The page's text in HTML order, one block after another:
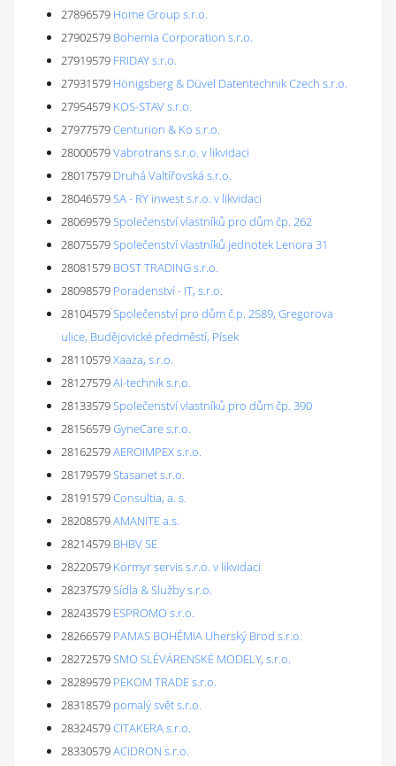
27896579 Home Group s.r.o.
27902579 Bohemia Corporation s.r.o.
27919579 FRIDAY s.r.o.
27931579 Hönigsberg & Düvel Datentechnik Czech s.r.o.
27954579 KOS-STAV s.r.o.
27977579Centurion & Ko s.r.o.
28000579Vabrotrans s.r.o. v likvidaci
28017579 Druhá Valtířovská s.r.o.
28046579SA - RY inwest s.r.o. v likvidaci
28069579Společenství vlastníků pro dům čp. 262
28075579Společenství vlastníků jednotek Lenora 31
28081579 BOST TRADING s.r.o.
28098579 Poradenství - IT, s.r.o.
28104579Společenství pro dům č.p. 2589, Gregorova
ulice, Budějovické předměstí, Písek
28110579Xaaza, s.r.o.
28127579Al-technik s.r.o.
28133579Společenství vlastníků pro dům čp. 390
28156579GyneCare s.r.o.
28162579AEROIMPEX s.r.o.
28179579Stasanet s.r.o.
28191579Consultia, a. s.
28208579AMANITE a.s.
28214579 BHBV SE
28220579 Kormyr servis s.r.o. v likvidaci
28237579Sídla & Služby s.r.o.
28243579 ESPROMO s.r.o.
28266579 PAMAS BOHÉMIA Uherský Brod s.r.o.
28272579SMO SLÉVÁRENSKÉ MODELY, s.r.o.
28289579 PEKOM TRADE s.r.o.
28318579 pomalý svět s.r.o.
28324579CITAKERA s.r.o.
28330579ACIDRON s.r.o.